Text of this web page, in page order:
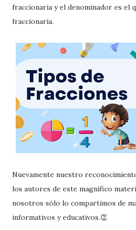
fraccionaria y el denominador es el
fraccionaria.
Nuevamente nuestro
los autores de este magnífico
nosotros sólo lo compartimos de
informativos y educativos.👏